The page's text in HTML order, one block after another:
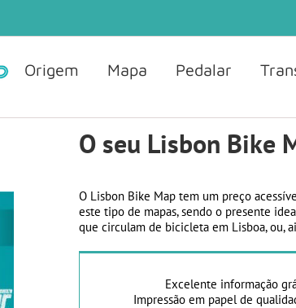
Origem Mapa Pedalar
O seu Lisbon Bike
O Lisbon Bike Map tem um preço
este tipo de mapas, sendo o presente
que circulam de bicicleta em Lisboa, ou,
Excelente informação
Impressão em papel de